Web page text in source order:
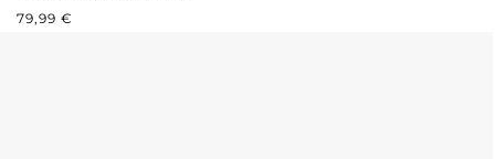
REGULÄRER PREIS:
79,99 €